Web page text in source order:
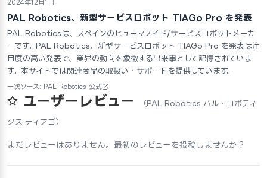
2024年12月1日
PAL Robotics、新型サービスロボット TIAGo Pro を発表
PAL Roboticsは、スペインのヒューマノイド/サービスロボットメーカ
ーです。PAL Robotics、新型サービスロボット TIAGo Pro を発表は注
目度の高い発表で、業界の動向を象徴する出来事として記憶されていま
す。本サイトでは関連商品の取扱い・サポートを提供しています。
一次ソース: PAL Robotics 公式
ユーザーレビュー （PAL Robotics パル・ロボティ
クス ティアゴ）
まだレビューはありません。最初のレビューを投稿しませんか？